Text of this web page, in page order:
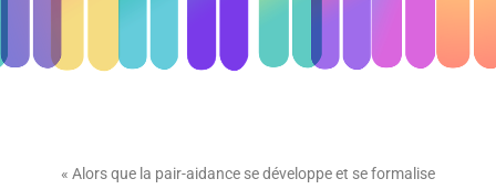
« Alors que la pair-aidance se développe et se formalise